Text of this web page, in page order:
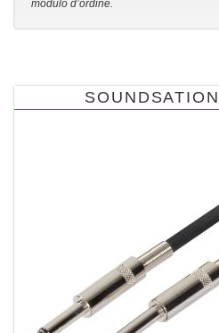
modulo d’ordine.
SOUNDSATION